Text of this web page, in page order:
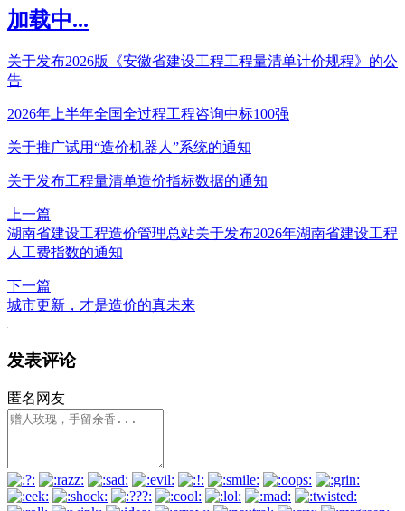
加载中...
关于发布2026版《安徽省建设工程工程量清单计价规程》的公
告
2026年上半年全国全过程工程咨询中标100强
关于推广试用“造价机器人”系统的通知
关于发布工程量清单造价指标数据的通知
上一篇
湖南省建设工程造价管理总站关于发布2026年湖南省建设工程
人工费指数的通知
下一篇
城市更新，才是造价的真未来
发表评论
匿名网友